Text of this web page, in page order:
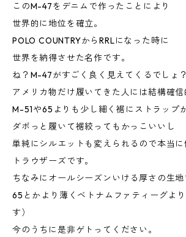
このM-47をデニムで作ったことにより
世界的に地位を確立。
POLO COUNTRYからRRLになった時に
世界を納得させた名作です。
ね？M-47がすごく良く見えてくるでしょ？
アメリカ物だけ履いてきた人には結構確
M-51や65よりも少し細く裾にストラップ
ダボっと履いて裾絞ってもかっこいいし
単純にシルエットも変えられるので本当
トラウザーズです。
ちなみにオールシーズンいける厚さの生
65とかより薄くベトナムファティーグよ
す）
今のうちに是非ゲトってください。